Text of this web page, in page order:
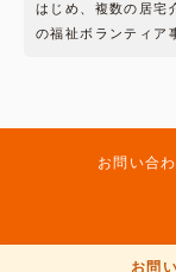
はじめ、複数の居宅
の福祉ボランティア
お問い合
お問